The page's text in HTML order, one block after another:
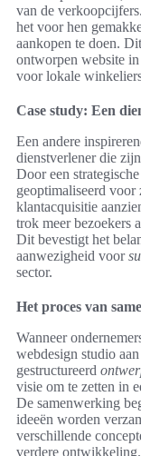
van de
het voor hen
aankopen te doen.
ontworpen website
voor lokale
Case study: Een
Een andere
dienstverlener die
Door een
geoptimaliseerd voor
klantacquisitie
trok meer bezoekers
Dit bevestigt het
aanwezigheid voor
sector.
Het proces van
Wanneer
webdesign studio
gestructureerd
visie om te zetten in
De samenwerking
ideeën worden
verschillende
verdere ontwikkeling.